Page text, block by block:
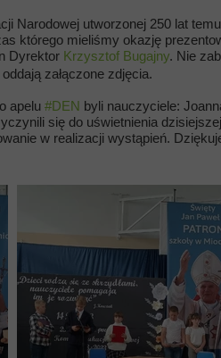
Narodowej utworzonej 250 lat
którego mieliśmy okazję
Dyrektor Krzysztof Bugajny. Nie
załączone zdjęcia.
apelu #DEN byli nauczyciele:
się do uświetnienia
w realizacji wystąpień.